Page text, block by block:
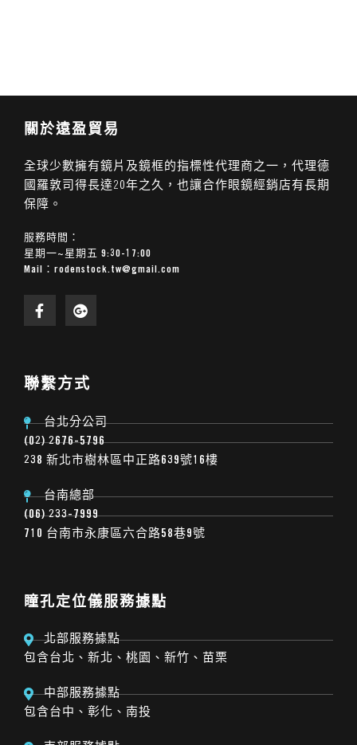
關於遠盈貿易
全球少數擁有鏡片及鏡框的指標性代理商之一，代理德
國羅敦司得長達20年之久，也讓合作眼鏡經銷店有長期
保障。
服務時間：
星期一~星期五 9:30-17:00
Mail： rodenstock.tw@gmail.com
聯繫方式
台北分公司
(02) 2676-5796
238 新北市樹林區中正路639號16樓
台南總部
(06) 233-7999
710 台南市永康區六合路58巷9號
瞳孔定位儀服務據點
北部服務據點
包含台北、新北、桃園、新竹、苗栗
中部服務據點
包含台中、彰化、南投